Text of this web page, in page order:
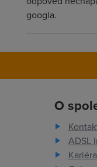
googla.
O
ADSL
Kariéra